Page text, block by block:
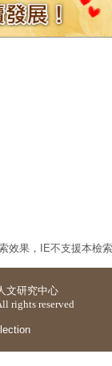
果，IE不支援本檢索
文研究中心
rights reserved